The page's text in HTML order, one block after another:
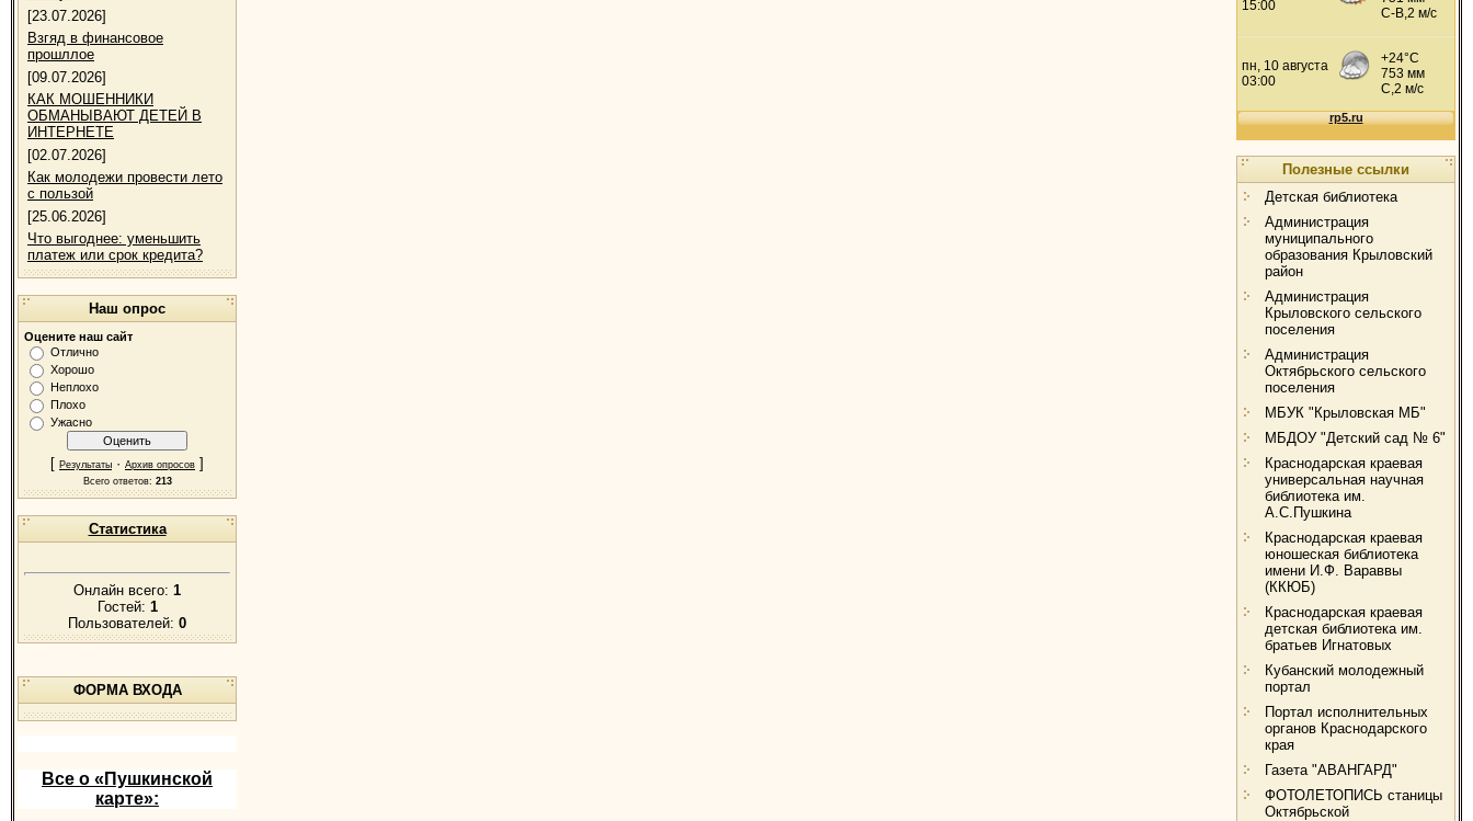
[23.07.2026]
Взгяд в финансовое
прошллое
[09.07.2026]
КАК МОШЕННИКИ
ОБМАНЫВАЮТ ДЕТЕЙ В
ИНТЕРНЕТЕ
[02.07.2026]
Как молодежи провести лето
с пользой
[25.06.2026]
Что выгоднее: уменьшить
платеж или срок кредита?
Наш опрос
Оцените наш сайт
Отлично
Хорошо
Неплохо
Плохо
Ужасно
[ Результаты · Архив опросов ]
Всего ответов: 213
Статистика
Онлайн всего: 1
Гостей: 1
Пользователей: 0
ФОРМА ВХОДА
Все о «Пушкинской
карте»:
Полезные ссылки
Детская библиотека
Администрация
муниципального
образования Крыловский
район
Администрация
Крыловского сельского
поселения
Администрация
Октябрьского сельского
поселения
МБУК "Крыловская МБ"
МБДОУ "Детский сад № 6"
Краснодарская краевая
универсальная научная
библиотека им.
А.С.Пушкина
Краснодарская краевая
юношеская библиотека
имени И.Ф. Вараввы
(ККЮБ)
Краснодарская краевая
детская библиотека им.
братьев Игнатовых
Кубанский молодежный
портал
Портал исполнительных
органов Краснодарского
края
Газета "АВАНГАРД"
ФОТОЛЕТОПИСЬ станицы
Октябрьской